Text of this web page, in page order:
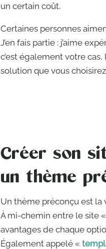
un certain coût.
Certaines personnes
J’en fais partie : j’aime
c’est également votre cas,
solution que vous
Créer son
un thème
Un thème préconçu est la
À mi-chemin entre le site
avantages de chaque
Également appelé «